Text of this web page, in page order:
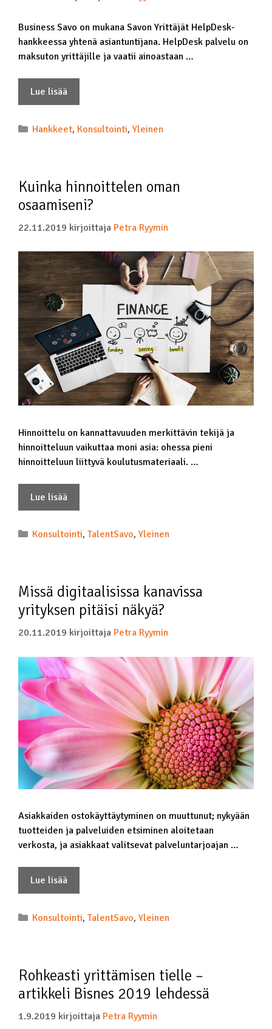
Business Savo on mukana Savon Yrittäjät HelpDesk-
hankkeessa yhtenä asiantuntijana. HelpDesk palvelu on
maksuton yrittäjille ja vaatii ainoastaan …
Lue lisää
Hankkeet, Konsultointi, Yleinen
Kuinka hinnoittelen oman
osaamiseni?
22.11.2019 kirjoittaja Petra Ryymin
Hinnoittelu on kannattavuuden merkittävin tekijä ja
hinnoitteluun vaikuttaa moni asia: ohessa pieni
hinnoitteluun liittyvä koulutusmateriaali. …
Lue lisää
Konsultointi, TalentSavo, Yleinen
Missä digitaalisissa kanavissa
yrityksen pitäisi näkyä?
20.11.2019 kirjoittaja Petra Ryymin
Asiakkaiden ostokäyttäytyminen on muuttunut; nykyään
tuotteiden ja palveluiden etsiminen aloitetaan
verkosta, ja asiakkaat valitsevat palveluntarjoajan …
Lue lisää
Konsultointi, TalentSavo, Yleinen
Rohkeasti yrittämisen tielle –
artikkeli Bisnes 2019 lehdessä
1.9.2019 kirjoittaja Petra Ryymin